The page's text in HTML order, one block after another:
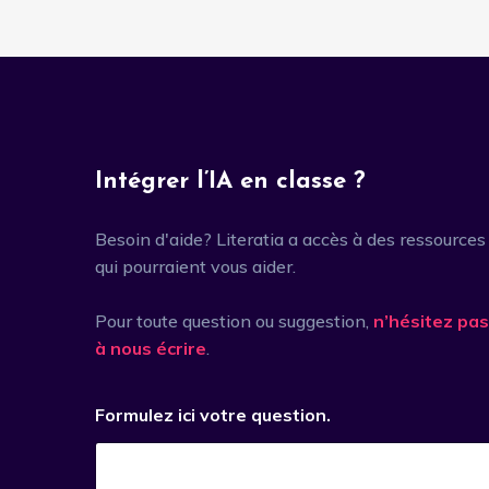
Intégrer l’IA en classe ?
Besoin d'aide? Literatia a accès à des ressources
qui pourraient vous aider.
Pour toute question ou suggestion, n’hésitez pas
à nous écrire.
Formulez ici votre question.